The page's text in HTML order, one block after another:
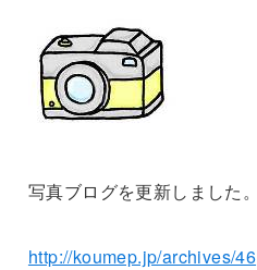
写真ブログを更新しました。
http://koumep.jp/archives/46